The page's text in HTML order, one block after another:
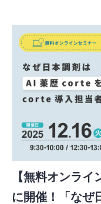
【無料オンラ
に開催！「なぜ